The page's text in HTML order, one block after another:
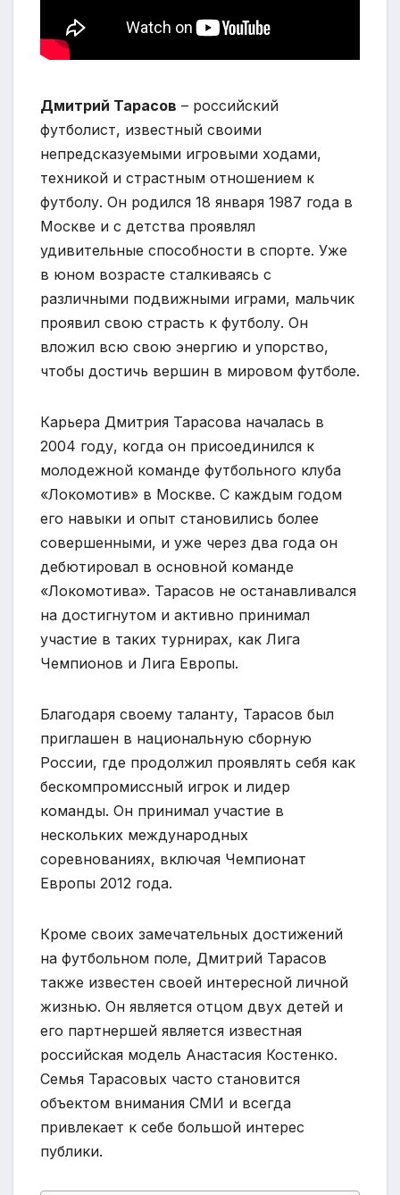
Дмитрий Тарасов – российский
футболист, известный своими
непредсказуемыми игровыми ходами,
техникой и страстным отношением к
футболу. Он родился 18 января 1987 года в
Москве и с детства проявлял
удивительные способности в спорте. Уже
в юном возрасте сталкиваясь с
различными подвижными играми, мальчик
проявил свою страсть к футболу. Он
вложил всю свою энергию и упорство,
чтобы достичь вершин в мировом футболе.
Карьера Дмитрия Тарасова началась в
2004 году, когда он присоединился к
молодежной команде футбольного клуба
«Локомотив» в Москве. С каждым годом
его навыки и опыт становились более
совершенными, и уже через два года он
дебютировал в основной команде
«Локомотива». Тарасов не останавливался
на достигнутом и активно принимал
участие в таких турнирах, как Лига
Чемпионов и Лига Европы.
Благодаря своему таланту, Тарасов был
приглашен в национальную сборную
России, где продолжил проявлять себя как
бескомпромиссный игрок и лидер
команды. Он принимал участие в
нескольких международных
соревнованиях, включая Чемпионат
Европы 2012 года.
Кроме своих замечательных достижений
на футбольном поле, Дмитрий Тарасов
также известен своей интересной личной
жизнью. Он является отцом двух детей и
его партнершей является известная
российская модель Анастасия Костенко.
Семья Тарасовых часто становится
объектом внимания СМИ и всегда
привлекает к себе большой интерес
публики.